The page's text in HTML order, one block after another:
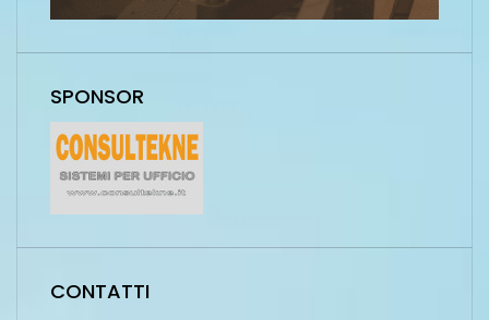
SPONSOR
CONTATTI